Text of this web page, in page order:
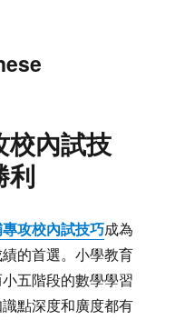
校內試技
利
攻校內試技巧成為
的首選。小學教育
五階段的數學學習
點深度和廣度都有